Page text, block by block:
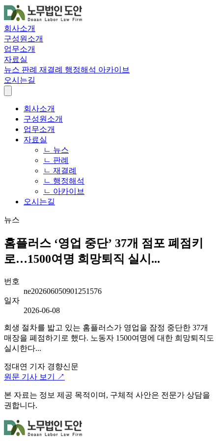
회사소개
구성원소개
업무소개
자료실
뉴스 판례 재결례 행정해석 아카이브
오시는길
회사소개
구성원소개
업무소개
자료실
ㄴ 뉴스
ㄴ 판례
ㄴ 재결례
ㄴ 행정해석
ㄴ 아카이브
오시는길
뉴스
홈플러스 ‘영업 중단’ 37개 점포 폐점키
로…1500여명 희망퇴직 실시...
번호
ne202606050901251576
일자
2026-06-08
회생 절차를 밟고 있는 홈플러스가 영업을 잠정 중단한 37개
매장을 폐점하기로 했다. 노동자 1500여명에 대한 희망퇴직도
실시한다...
정대연 기자 경향신문
원문 기사 보기 ↗
본 자료는 정보 제공 목적이며, 구체적 사안은 전문가 상담을
권합니다.